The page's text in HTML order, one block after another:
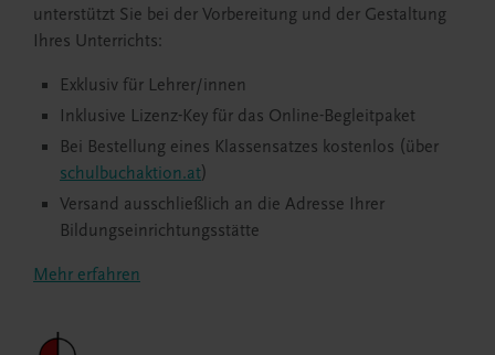
unterstützt Sie bei der Vorbereitung und der Gestaltung
Ihres Unterrichts:
Exklusiv für Lehrer/innen
Inklusive Lizenz-Key für das Online-Begleitpaket
Bei Bestellung eines Klassensatzes kostenlos (über
schulbuchaktion.at)
Versand ausschließlich an die Adresse Ihrer
Bildungseinrichtungsstätte
Mehr erfahren